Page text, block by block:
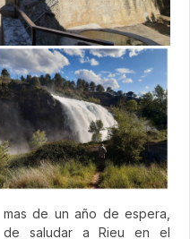
de un año de espera,
de saludar a Rieu en el